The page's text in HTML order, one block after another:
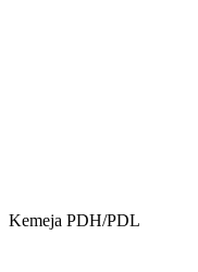
Kemeja PDH/PDL